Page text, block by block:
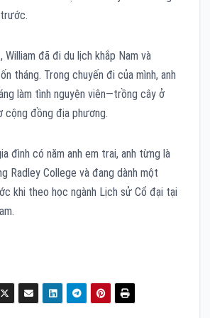
đã đi du lịch khắp Nam và
tháng. Trong chuyến đi của mình, anh
làm tình nguyện viên—trồng cây ở
cộng đồng địa phương.
đình có năm anh em trai, anh từng là
Radley College và đang dành một
khi theo học ngành Lịch sử Cổ đại tại